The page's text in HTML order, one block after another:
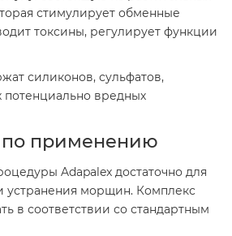
стимулирует обменные
токсины, регулирует функции
силиконов, сульфатов,
потенциально вредных
по применению
Adapalex достаточно для
морщин. Комплекс
в соответствии со стандартным